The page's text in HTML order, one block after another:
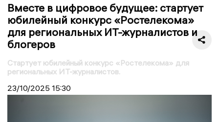
Вместе в цифровое будущее: стартует
юбилейный конкурс «Ростелекома»
для региональных ИТ-журналистов и
блогеров
Стартует юбилейный конкурс «Ростелекома» для
региональных ИТ-журналистов.
23/10/2025 15:30